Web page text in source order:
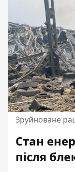
Зруйноване
Стан
після